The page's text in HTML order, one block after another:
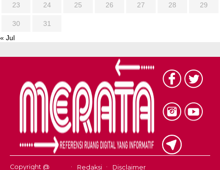
23 24 25 26 27 28 29
30
31
« Jul
Copyright @ Redaksi Disclaimer